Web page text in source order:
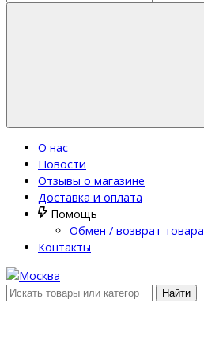
О нас
Новости
Отзывы о магазине
Доставка и оплата
Помощь
Обмен / возврат товара
Контакты
Найти